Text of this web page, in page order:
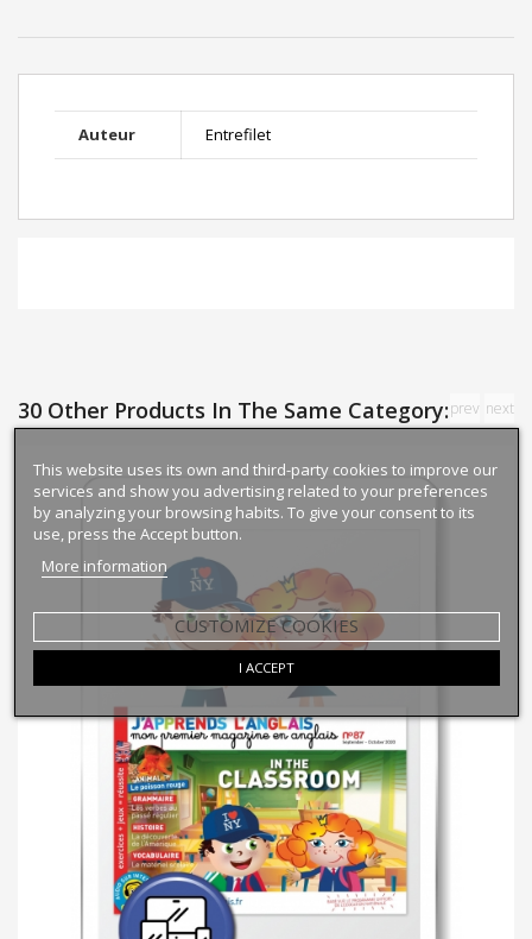
Auteur Entrefilet
30 Other Products In The Same Category:prev next
This website uses its own and third-party cookies to improve our
services and show you advertising related to your preferences
by analyzing your browsing habits. To give your consent to its
use, press the Accept button.
More information
CUSTOMIZE COOKIES
I ACCEPT